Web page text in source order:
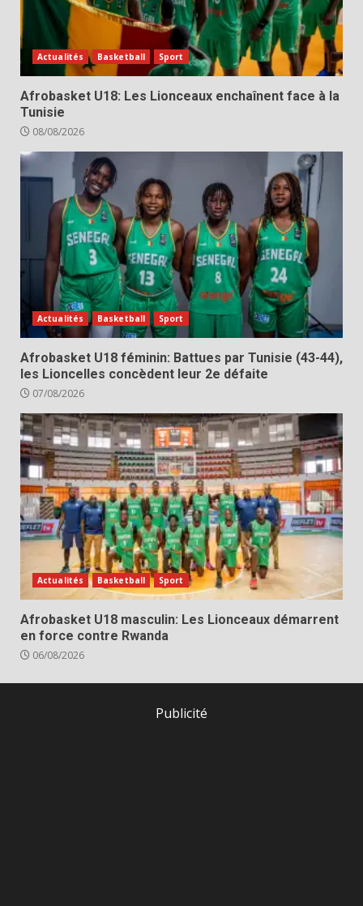
Actualités Basketball Sport
Afrobasket U18: Les Lionceaux enchaînent face à la
Tunisie
08/08/2026
Actualités Basketball Sport
Afrobasket U18 féminin: Battues par Tunisie (43-44),
les Lioncelles concèdent leur 2e défaite
07/08/2026
Actualités Basketball Sport
Afrobasket U18 masculin: Les Lionceaux démarrent
en force contre Rwanda
06/08/2026
Publicité